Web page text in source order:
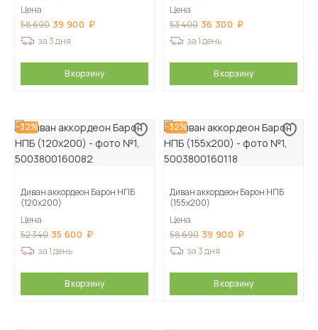
Цена
58 690 39 900
за 3 дня
В корзину
Цена
53 400 36 300
за 1 день
В корзину
-32%
Диван аккордеон Барон НПБ
(120х200)
Цена
52 340 35 600
за 1 день
В корзину
-32%
Диван аккордеон Барон НПБ
(155х200)
Цена
58 690 39 900
за 3 дня
В корзину